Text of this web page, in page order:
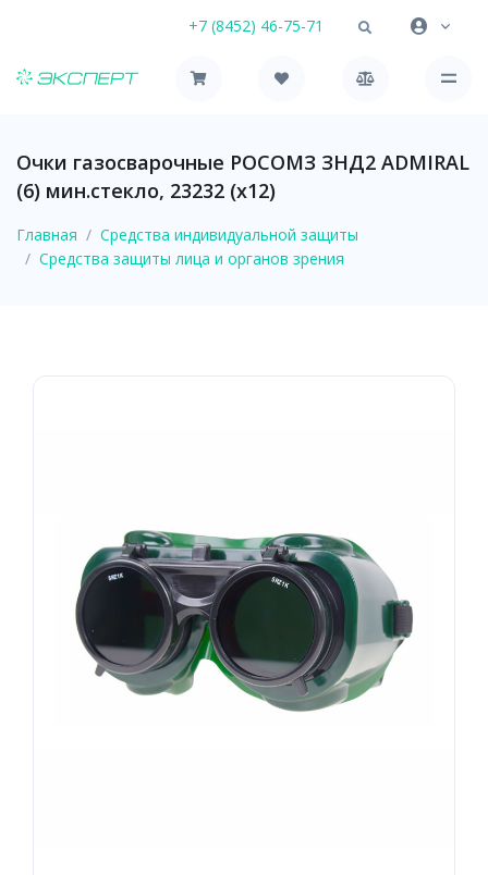
+7 (8452) 46-75-71
Очки газосварочные РОСОМЗ ЗНД2 ADMIRAL
(6) мин.стекло, 23232 (х12)
Главная
Средства индивидуальной защиты
Средства защиты лица и органов зрения